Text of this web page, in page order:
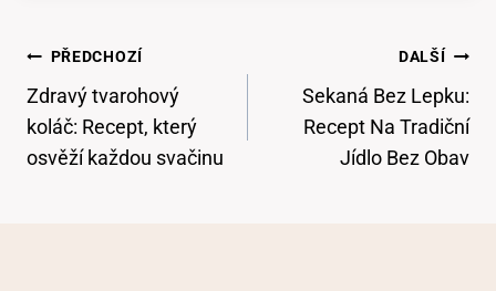
Navigace
Pro
Příspěvek
PŘEDCHOZÍ
Zdravý tvarohový
koláč: Recept, který
osvěží každou svačinu
DALŠÍ
Sekaná Bez Lepku:
Recept Na Tradiční
Jídlo Bez Obav